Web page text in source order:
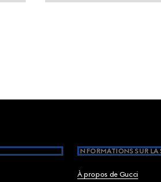
INFORMATIONS SUR LA
À propos de Gucci